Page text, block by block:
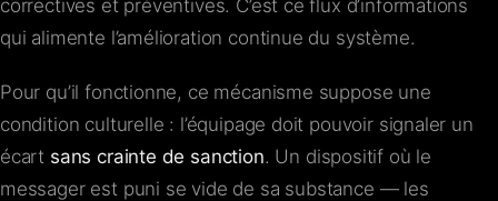
correctives et préventives. C’est ce flux d’informations
qui alimente l’amélioration continue du système.
Pour qu’il fonctionne, ce mécanisme suppose une
condition culturelle : l’équipage doit pouvoir signaler un
écart sans crainte de sanction. Un dispositif où le
messager est puni se vide de sa substance — les